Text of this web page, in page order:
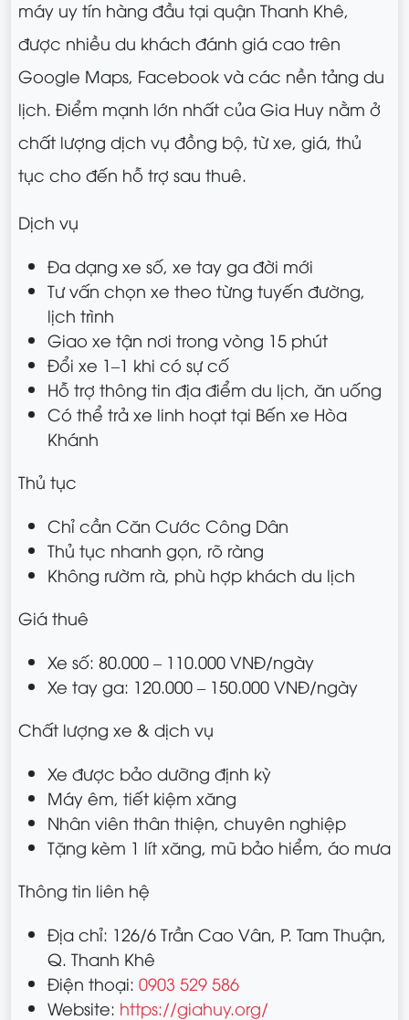
máy uy tín hàng đầu tại quận Thanh Khê,
được nhiều du khách đánh giá cao trên
Google Maps, Facebook và các nền tảng du
lịch. Điểm mạnh lớn nhất của Gia Huy nằm ở
chất lượng dịch vụ đồng bộ, từ xe, giá, thủ
tục cho đến hỗ trợ sau thuê.
Dịch vụ
Đa dạng xe số, xe tay ga đời mới
Tư vấn chọn xe theo từng tuyến đường,
lịch trình
Giao xe tận nơi trong vòng 15 phút
Đổi xe 1–1 khi có sự cố
Hỗ trợ thông tin địa điểm du lịch, ăn uống
Có thể trả xe linh hoạt tại Bến xe Hòa
Khánh
Thủ tục
Chỉ cần Căn Cước Công Dân
Thủ tục nhanh gọn, rõ ràng
Không rườm rà, phù hợp khách du lịch
Giá thuê
Xe số: 80.000 – 110.000 VNĐ/ngày
Xe tay ga: 120.000 – 150.000 VNĐ/ngày
Chất lượng xe & dịch vụ
Xe được bảo dưỡng định kỳ
Máy êm, tiết kiệm xăng
Nhân viên thân thiện, chuyên nghiệp
Tặng kèm 1 lít xăng, mũ bảo hiểm, áo mưa
Thông tin liên hệ
Địa chỉ: 126/6 Trần Cao Vân, P. Tam Thuận,
Q. Thanh Khê
Điện thoại: 0903 529 586
Website: https://giahuy.org/